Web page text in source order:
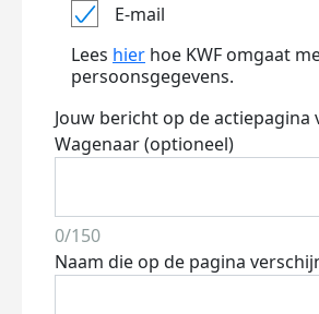
E-mail
Lees hier hoe KWF omgaat
persoonsgegevens.
Jouw bericht op de actiepagina
Wagenaar (optioneel)
0/150
Naam die op de pagina